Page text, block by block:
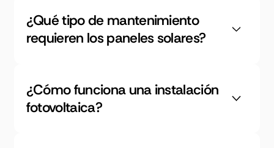
¿Qué tipo de mantenimiento
requieren los paneles solares?
¿Cómo funciona una instalación
fotovoltaica?